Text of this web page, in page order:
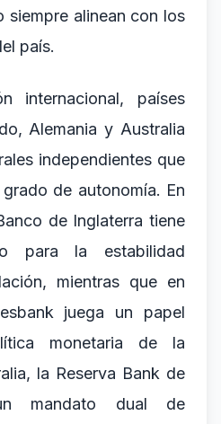
siempre alinean con los
país.
internacional, países
Alemania y Australia
independientes que
de autonomía. En
de Inglaterra tiene
para la estabilidad
mientras que en
juega un papel
monetaria de la
la Reserva Bank de
mandato dual de